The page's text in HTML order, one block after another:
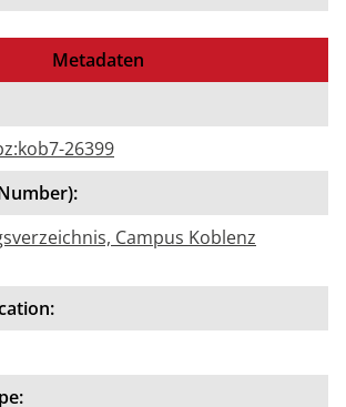
Metadaten
26399
Campus Koblenz